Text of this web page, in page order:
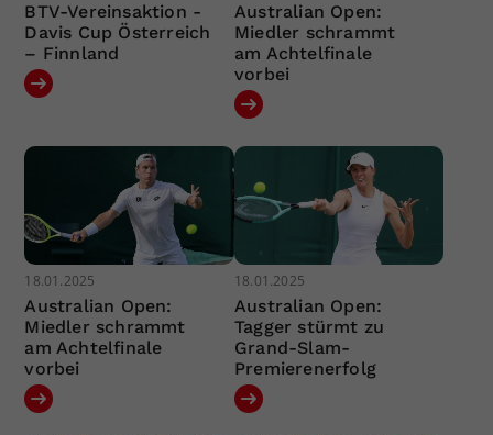
BTV-Vereinsaktion -
Davis Cup Österreich
– Finnland
Australian Open:
Miedler schrammt
am Achtelfinale
vorbei
18.01.2025
Australian Open:
Miedler schrammt
am Achtelfinale
vorbei
18.01.2025
Australian Open:
Tagger stürmt zu
Grand-Slam-
Premierenerfolg